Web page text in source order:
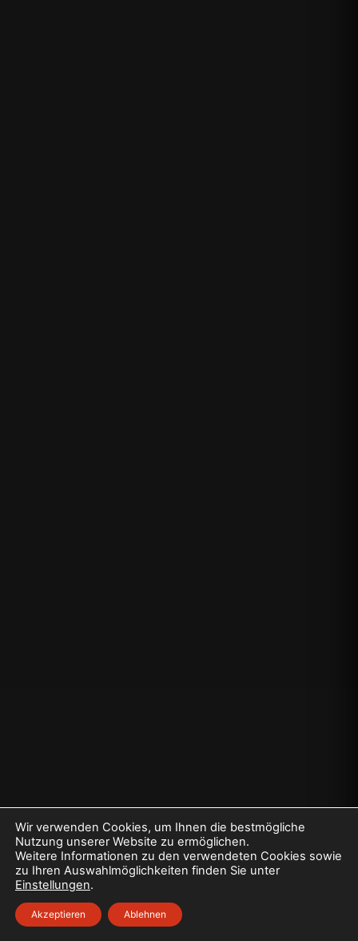
Wir verwenden Cookies, um Ihnen die bestmögliche
Nutzung unserer Website zu ermöglichen.
Weitere Informationen zu den verwendeten Cookies sowie
zu Ihren Auswahlmöglichkeiten finden Sie unter
Einstellungen.
Akzeptieren Ablehnen